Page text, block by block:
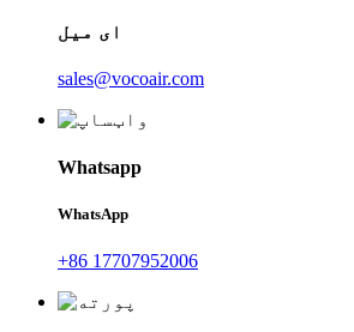
ای میل
sales@vocoair.com
Whatsapp
WhatsApp
+86 17707952006